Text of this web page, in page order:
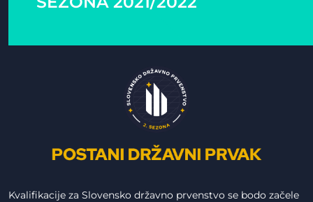
Kvalifikacije za Slovensko državno prvenstvo se bodo začele